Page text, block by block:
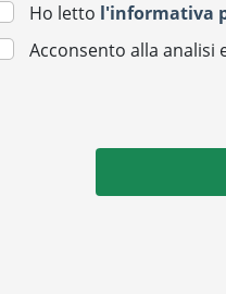
Ho letto l'informativa
Acconsento alla